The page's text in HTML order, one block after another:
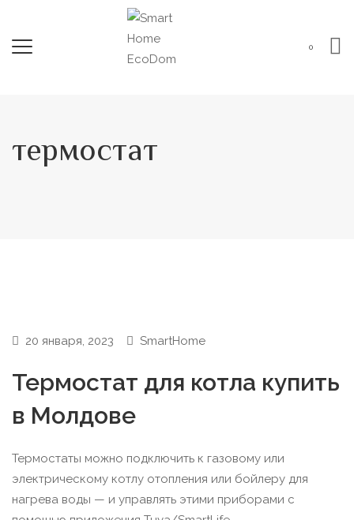
0
термостат
20 января, 2023 SmartHome
Термостат для котла купить
в Молдове
Термостаты можно подключить к газовому или
электрическому котлу отопления или бойлеру для
нагрева воды — и управлять этими приборами с